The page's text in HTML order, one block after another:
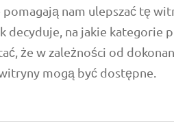
nam ulepszać tę
decyduje, na jakie kategorie
że w zależności od
mogą być dostępne.